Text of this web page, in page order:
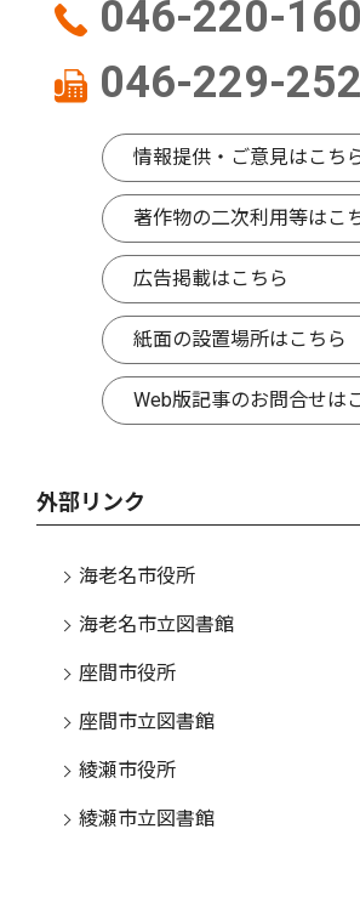
046-220-
046-229-
情報提供・ご意見はこち
著作物の二次利用等はこ
広告掲載はこちら
紙面の設置場所はこちら
Web版記事のお問合せは
外部リンク
海老名市役所
海老名市立図書館
座間市役所
座間市立図書館
綾瀬市役所
綾瀬市立図書館